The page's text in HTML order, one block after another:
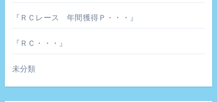
『ＲＣレース 年間獲得Ｐ・・・』
『ＲＣ・・・』
未分類